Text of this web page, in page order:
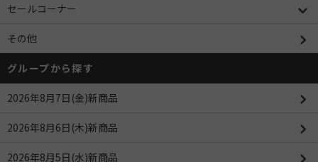
セールコーナー
その他
グループから探す
2026年8月7日(金)新商品
2026年8月6日(木)新商品
2026年8月5日(水)新商品